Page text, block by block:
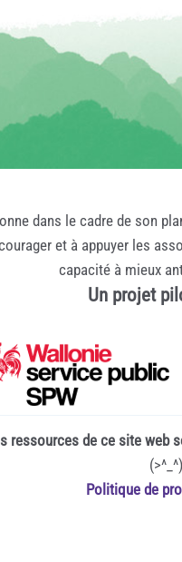
dans le cadre de son
et à appuyer les
capacité à mieux
Un projet
ressources de ce site web
Politique de